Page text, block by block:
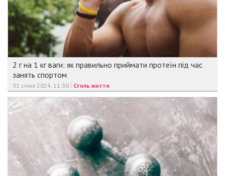
2 г на 1 кг ваги: як правильно приймати протеїн під час
занять спортом
31 січня 2024, 11:30 Стиль життя